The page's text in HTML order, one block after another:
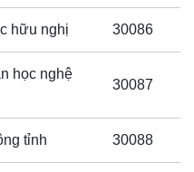
hữu nghị 30086
học nghệ
30087
tỉnh 30088